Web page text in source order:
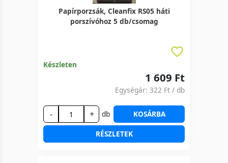
Papírporzsák, Cleanfix RS05 háti
porszívóhoz 5 db/csomag
Készleten
1 609 Ft
Egységár: 322 Ft / db
- + db KOSÁRBA
RÉSZLETEK